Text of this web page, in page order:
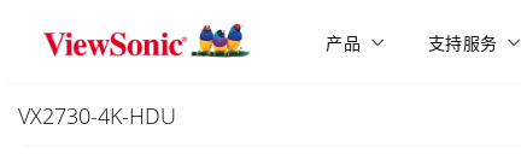
Skip to main content
产品 支持服务
VX2730-4K-HDU